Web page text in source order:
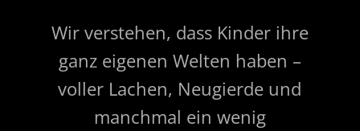
Wir verstehen, dass Kinder ihre
ganz eigenen Welten haben –
voller Lachen, Neugierde und
manchmal ein wenig